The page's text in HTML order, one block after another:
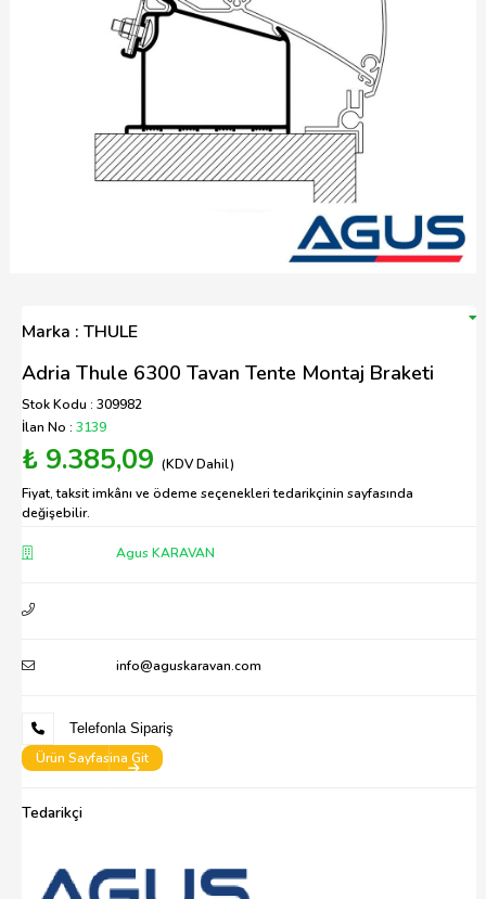
Marka : THULE
Adria Thule 6300 Tavan Tente Montaj Braketi
Stok Kodu : 309982
İlan No : 3139
₺ 9.385,09 (KDV Dahil)
Fiyat, taksit imkânı ve ödeme seçenekleri tedarikçinin sayfasında
değişebilir.
Agus KARAVAN
info@aguskaravan.com
Telefonla Sipariş
Ürün Sayfasina Git
Tedarikçi